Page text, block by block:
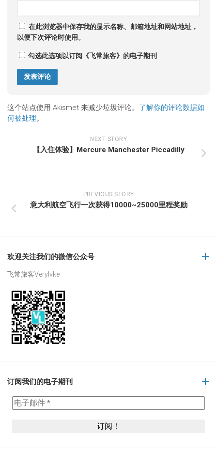
在此浏览器中保存我的显示名称、邮箱地址和网站地址，
以便下次评论时使用。
勾选此选项以订阅《飞常旅客》的电子期刊
这个站点使用 Akismet 来减少垃圾评论。 了解你的评论数据如
何被处理。
NEXT STORY
【入住体验】Mercure Manchester Piccadilly
PREVIOUS STORY
意大利航空飞行一次获得10000~25000里程奖励
欢迎关注我们的微信公众号
飞常旅客Verylvke
订阅我们的电子期刊